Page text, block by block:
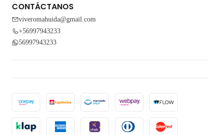
CONTÁCTANOS
viveromahuida@gmail.com
+56997943233
56997943233